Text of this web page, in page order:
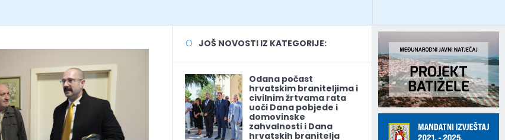
JOŠ NOVOSTI IZ KATEGORIJE:
Odana počast
hrvatskim braniteljima i
civilnim žrtvama rata
uoči Dana pobjede i
domovinske
zahvalnosti i Dana
hrvatskih branitelja